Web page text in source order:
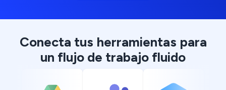
Conecta tus herramientas para
un flujo de trabajo fluido